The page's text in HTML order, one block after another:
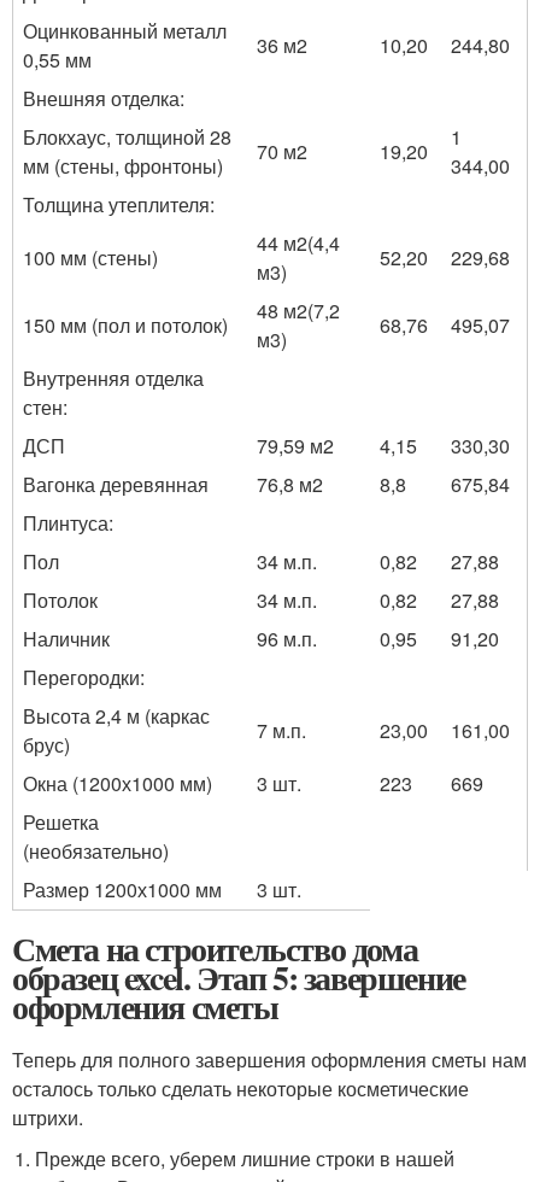
Оцинкованный металл
0,55 мм
36 м2 10,20
244,80
Внешняя отделка:
Блокхаус, толщиной 28
мм (стены, фронтоны)
70 м2 19,20
1
344,00
Толщина утеплителя:
100 мм (стены)
44 м2(4,4
м3)
52,20 229,68
150 мм (пол и потолок)
48 м2(7,2
м3)
68,76
495,07
Внутренняя отделка
стен:
ДСП
79,59 м2 4,15
330,30
Вагонка деревянная
76,8 м2 8,8
675,84
Плинтуса:
Пол
34 м.п. 0,82
27,88
Потолок
34 м.п. 0,82
27,88
Наличник
96 м.п. 0,95
91,20
Перегородки:
Высота 2,4 м (каркас
брус)
7 м.п. 23,00
161,00
Окна (1200х1000 мм)
3 шт. 223
669
Решетка
(необязательно)
Размер 1200х1000 мм
3 шт.
Смета на строительство дома
образец excel. Этап 5: завершение
оформления сметы
Теперь для полного завершения оформления сметы нам
осталось только сделать некоторые косметические
штрихи.
Прежде всего, уберем лишние строки в нашей